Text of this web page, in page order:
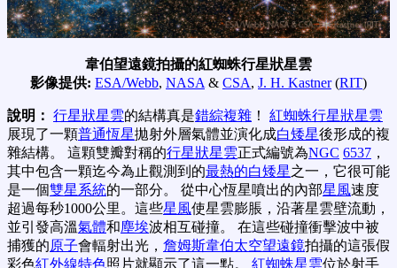
韋伯望遠鏡拍攝的紅蜘蛛行星狀星雲
影像提供: ESA/Webb, NASA & CSA, J. H. Kastner(RIT)
說明： 行星狀星雲的結構真是錯綜複雜 ！ 紅蜘蛛行星狀星雲
展現了一顆普通恆星拋射外層氣體並演化成白矮星後形成的複
雜結構。 這顆雙瓣對稱的行星狀星雲正式編號為NGC 6537 ，
其中包含一顆迄今為止觀測到的最熱的白矮星之一，它很可能
是一個雙星系統的一部分。 從中心恆星噴出的內部星風速度
超過每秒1000公里。這些星風使星雲膨脹，沿著星雲壁流動，
並引發高溫氣體和塵埃波相互碰撞。 在這些碰撞衝擊波中被
捕獲的原子會輻射出光， 詹姆斯韋伯太空望遠鏡拍攝的這張假
彩色紅外線特色照片就顯示了這一點。 紅蜘蛛星雲位於射手